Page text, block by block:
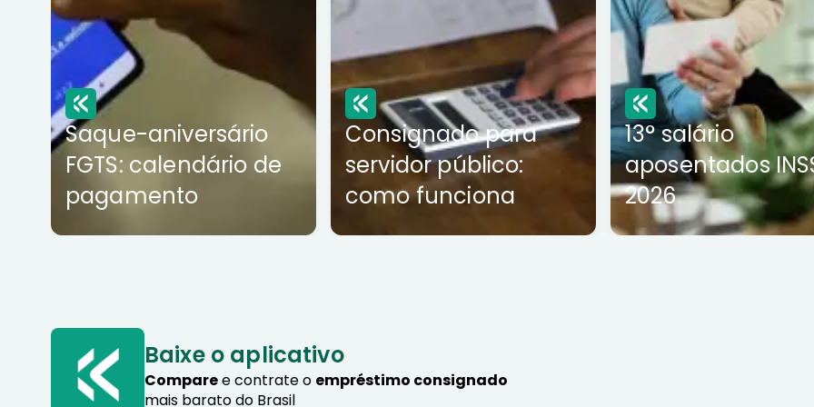
Saque-aniversário
FGTS: calendário de
pagamento
Consignado para
servidor público:
como funciona
13° salário
aposentados
2026
Baixe o aplicativo
Comparee contrate o empréstimo consignado
mais barato do Brasil